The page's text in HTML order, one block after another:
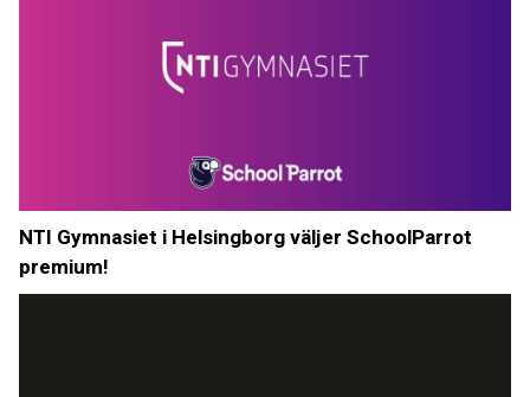
NTI Gymnasiet i Helsingborg väljer SchoolParrot
premium!